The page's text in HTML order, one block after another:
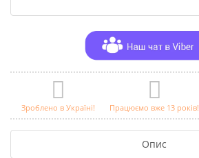
Зроблено в Україні! Працюємо вже 13 років!
Опис